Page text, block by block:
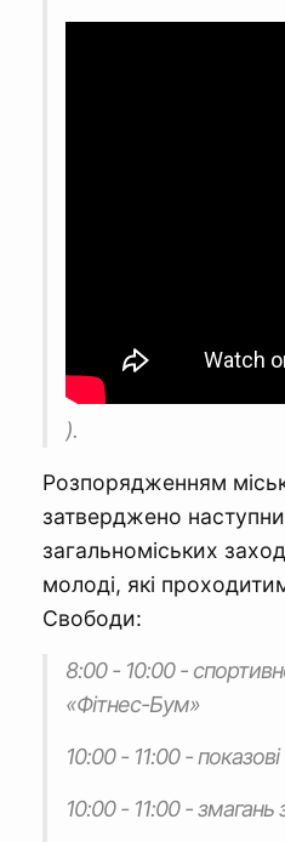
).
Розпорядженням
затверджено
загальноміських
молоді, які
Свободи:
8:00 - 10:00 -
«Фітнес-Бум»
10:00 - 11:00 -
10:00 - 11:00 - змагань